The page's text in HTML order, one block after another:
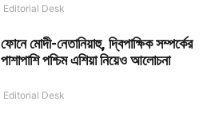
Editorial Desk
ফোনে মোদী-নেতানিয়াহু, দ্বিপাক্ষিক সম্পর্কের
পাশাপাশি পশ্চিম এশিয়া নিয়েও আলোচনা
Editorial Desk